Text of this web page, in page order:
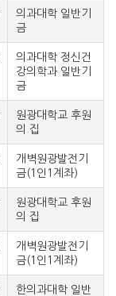
의과대학 일반기
금
의과대학 정신건
강의학과 일반기
금
원광대학교 후원
의 집
개벽원광발전기
금(1인1계좌)
원광대학교 후원
의 집
개벽원광발전기
금(1인1계좌)
한의과대학 일반